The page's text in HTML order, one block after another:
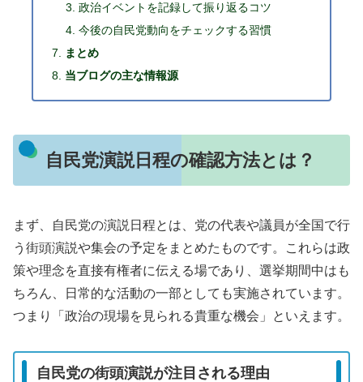
政治イベントを記録して振り返るコツ
今後の自民党動向をチェックする習慣
まとめ
当ブログの主な情報源
自民党演説日程の確認方法とは？
まず、自民党の演説日程とは、党の代表や議員が全国で行
う街頭演説や集会の予定をまとめたものです。これらは政
策や理念を直接有権者に伝える場であり、選挙期間中はも
ちろん、日常的な活動の一部としても実施されています。
つまり「政治の現場を見られる貴重な機会」といえます。
自民党の街頭演説が注目される理由